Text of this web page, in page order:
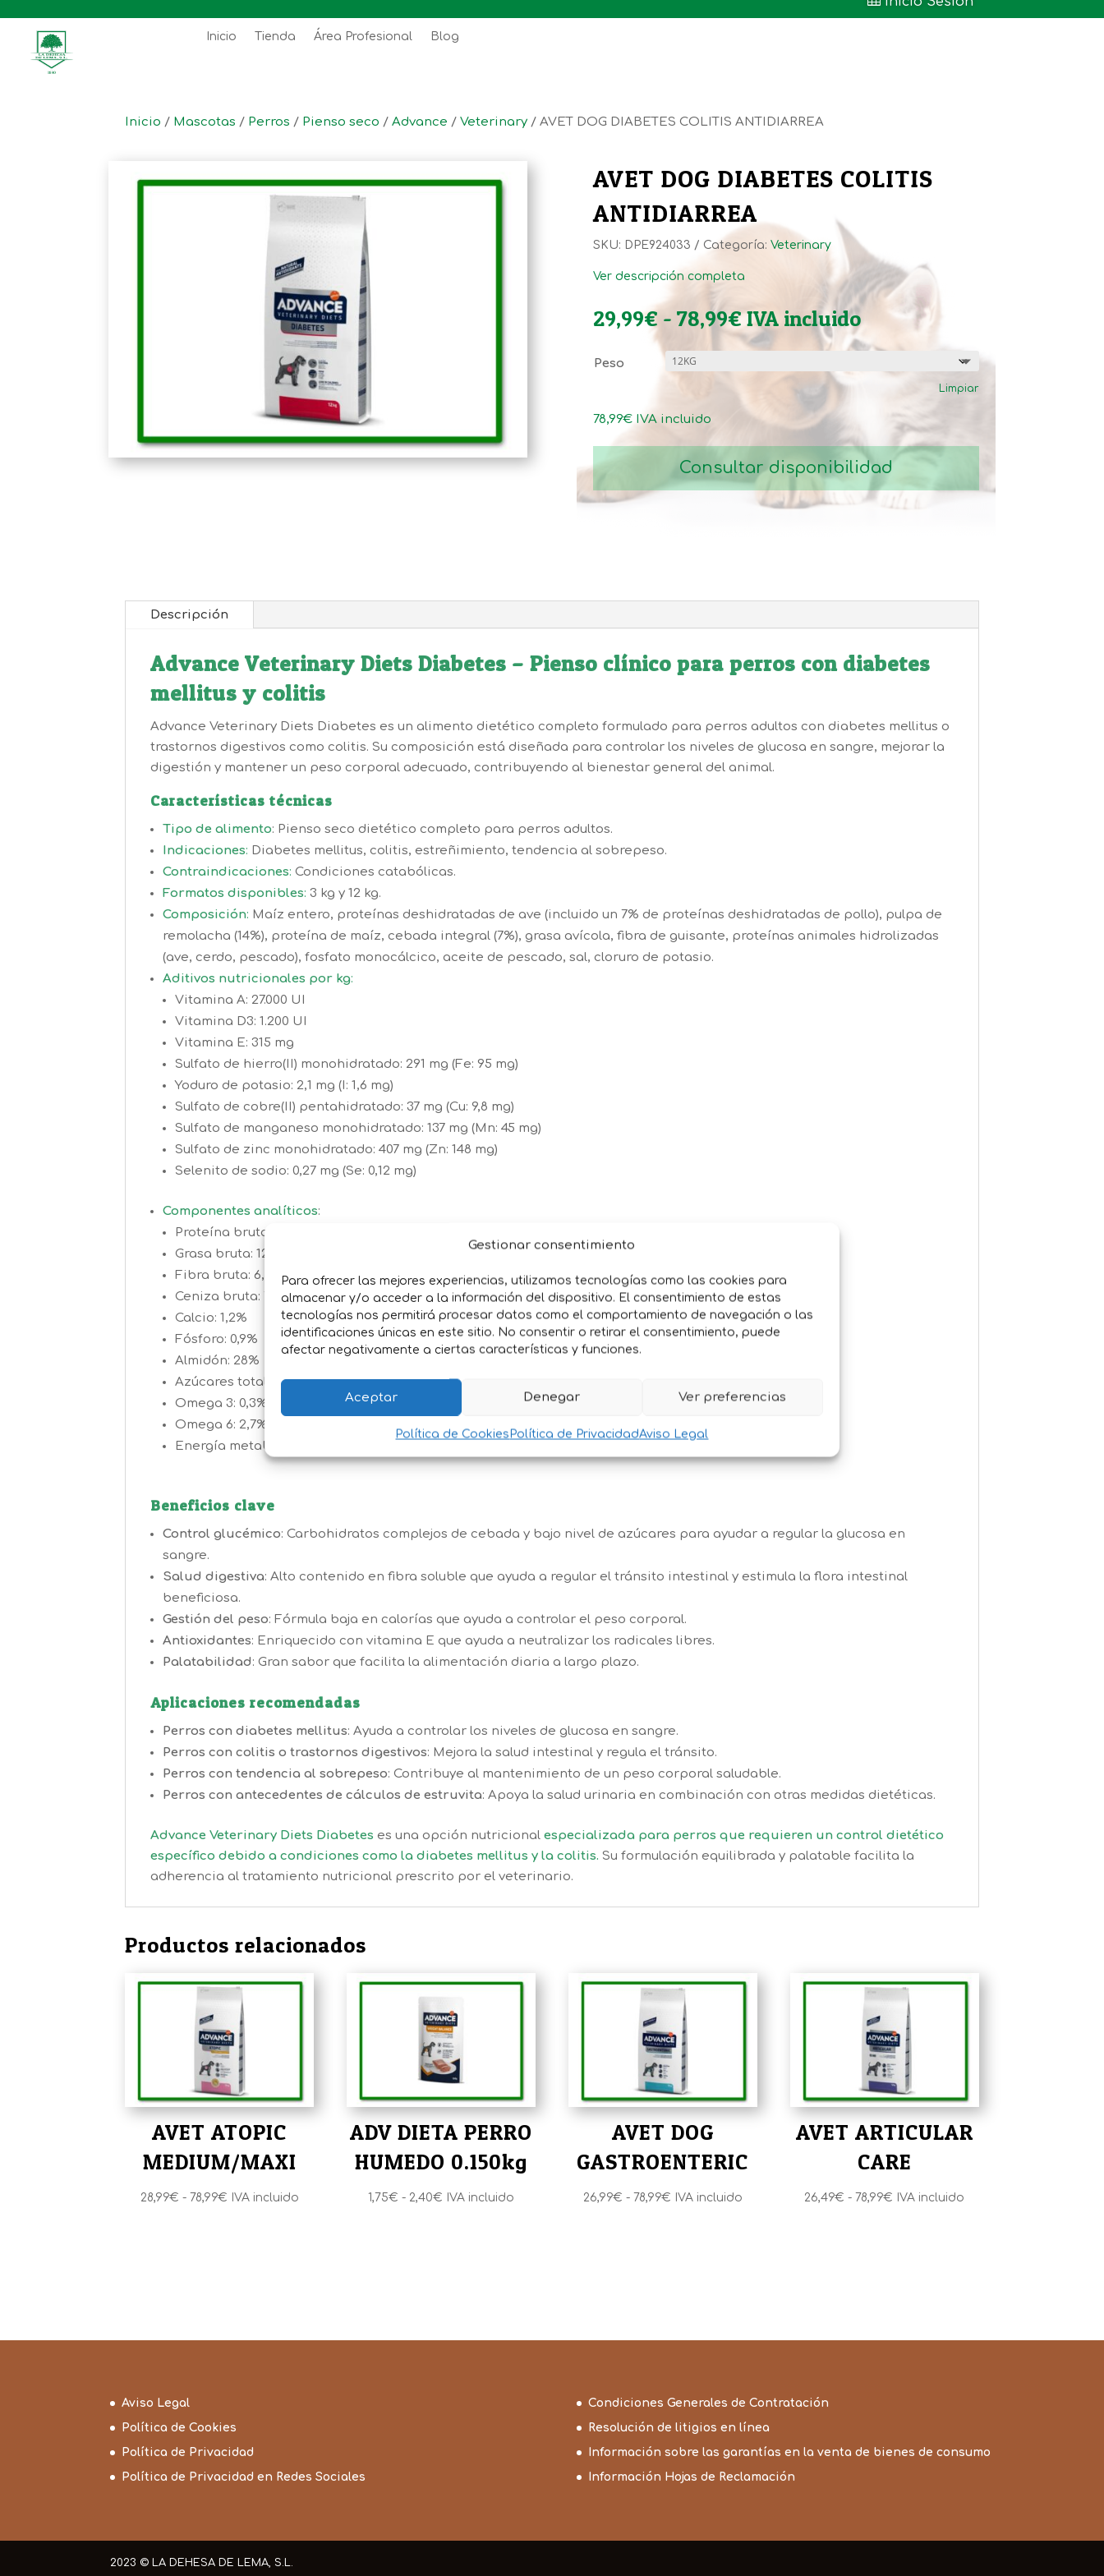
Gestionar consentimiento
Para ofrecer las mejores experiencias, utilizamos tecnologías como las cookies para
almacenar y/o acceder a la información del dispositivo. El consentimiento de estas
tecnologías nos permitirá procesar datos como el comportamiento de navegación o las
identificaciones únicas en este sitio. No consentir o retirar el consentimiento, puede
afectar negativamente a ciertas características y funciones.
Aceptar Denegar Ver preferencias
Política de Cookies Política de PrivacidadAviso Legal
Inicio Tienda Área Profesional Blog
Inicio / Mascotas / Perros / Pienso seco / Advance / Veterinary / AVET DOG DIABETES COLITIS ANTIDIARREA
AVET DOG DIABETES COLITIS
ANTIDIARREA
SKU: DPE924033 Categoría: Veterinary
Ver descripción completa
29,99€ - 78,99€Rango
de
precios:
desde
29,99€
hasta
78,99€
IVA incluido
Peso
Limpiar
78,99€ IVA incluido
Consultar disponibilidad
Descripción
Advance Veterinary Diets Diabetes – Pienso clínico para perros con diabetes
mellitus y colitis
Advance Veterinary Diets Diabetes es un alimento dietético completo formulado para perros adultos con diabetes mellitus o
trastornos digestivos como colitis. Su composición está diseñada para controlar los niveles de glucosa en sangre, mejorar la
digestión y mantener un peso corporal adecuado, contribuyendo al bienestar general del animal.
Características técnicas
Tipo de alimento: Pienso seco dietético completo para perros adultos.
Indicaciones: Diabetes mellitus, colitis, estreñimiento, tendencia al sobrepeso.
Contraindicaciones: Condiciones catabólicas.
Formatos disponibles: 3 kg y 12 kg.
Composición: Maíz entero, proteínas deshidratadas de ave (incluido un 7% de proteínas deshidratadas de pollo), pulpa de
remolacha (14%), proteína de maíz, cebada integral (7%), grasa avícola, fibra de guisante, proteínas animales hidrolizadas
(ave, cerdo, pescado), fosfato monocálcico, aceite de pescado, sal, cloruro de potasio.
Aditivos nutricionales por kg:
Vitamina A: 27.000 UI
Vitamina D3: 1.200 UI
Vitamina E: 315 mg
Sulfato de hierro(II) monohidratado: 291 mg (Fe: 95 mg)
Yoduro de potasio: 2,1 mg (I: 1,6 mg)
Sulfato de cobre(II) pentahidratado: 37 mg (Cu: 9,8 mg)
Sulfato de manganeso monohidratado: 137 mg (Mn: 45 mg)
Sulfato de zinc monohidratado: 407 mg (Zn: 148 mg)
Selenito de sodio: 0,27 mg (Se: 0,12 mg)
Componentes analíticos:
Proteína bruta: 23%
Grasa bruta: 12%
Fibra bruta: 6,5%
Ceniza bruta: 7%
Calcio: 1,2%
Fósforo: 0,9%
Almidón: 28%
Azúcares totales: 2,5%
Omega 3: 0,3%
Omega 6: 2,7%
Energía metabolizable: 3.400 kcal/kg
Beneficios clave
Control glucémico: Carbohidratos complejos de cebada y bajo nivel de azúcares para ayudar a regular la glucosa en
sangre.
Salud digestiva: Alto contenido en fibra soluble que ayuda a regular el tránsito intestinal y estimula la flora intestinal
beneficiosa.
Gestión del peso: Fórmula baja en calorías que ayuda a controlar el peso corporal.
Antioxidantes: Enriquecido con vitamina E que ayuda a neutralizar los radicales libres.
Palatabilidad: Gran sabor que facilita la alimentación diaria a largo plazo.
Aplicaciones recomendadas
Perros con diabetes mellitus: Ayuda a controlar los niveles de glucosa en sangre.
Perros con colitis o trastornos digestivos: Mejora la salud intestinal y regula el tránsito.
Perros con tendencia al sobrepeso: Contribuye al mantenimiento de un peso corporal saludable.
Perros con antecedentes de cálculos de estruvita: Apoya la salud urinaria en combinación con otras medidas dietéticas.
Advance Veterinary Diets Diabetes es una opción nutricional especializada para perros que requieren un control dietético
específico debido a condiciones como la diabetes mellitus y la colitis. Su formulación equilibrada y palatable facilita la
adherencia al tratamiento nutricional prescrito por el veterinario.
Productos relacionados
AVET ATOPIC
MEDIUM/MAXI
28,99€ - 78,99€Rango
IVA incluido
ADV DIETA PERRO
HUMEDO 0.150kg
1,75€ - 2,40€ Rango
IVA incluido
AVET DOG
GASTROENTERIC
26,99€ - 78,99€Rango
IVA incluido
AVET ARTICULAR
CARE
26,49€ - 78,99€ Rango
IVA incluido
Aviso Legal
Política de Cookies
Política de Privacidad
Política de Privacidad en Redes Sociales
Condiciones Generales de Contratación
Resolución de litigios en línea
Información sobre las garantías en la venta de bienes de consumo
Información Hojas de Reclamación
2023 © LA DEHESA DE LEMA, S.L.